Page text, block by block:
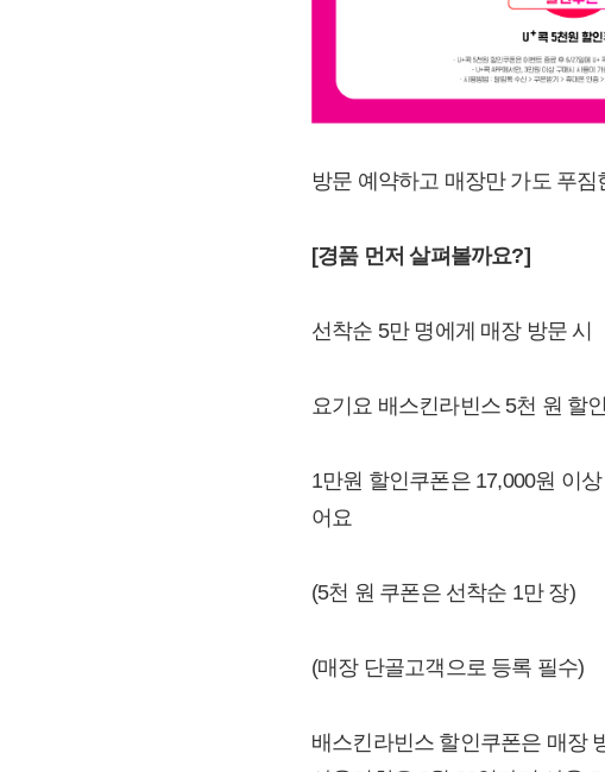
방문 예약하고 매장만 가도 푸
[경품 먼저 살펴볼까요?]
선착순 5만 명에게 매장 방문 시
요기요 배스킨라빈스 5천 원 할
1만원 할인쿠폰은 17,000원 이
어요
(5천 원 쿠폰은 선착순 1만 장)
(매장 단골고객으로 등록 필수)
배스킨라빈스 할인쿠폰은 매장